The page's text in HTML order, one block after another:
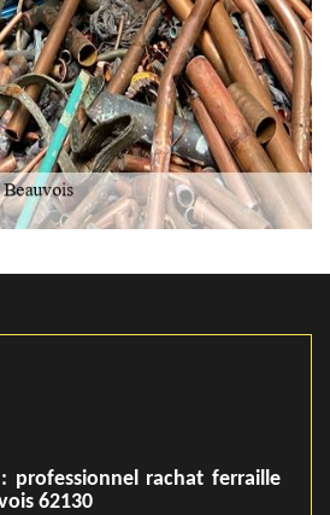
professionnel rachat ferraille
62130